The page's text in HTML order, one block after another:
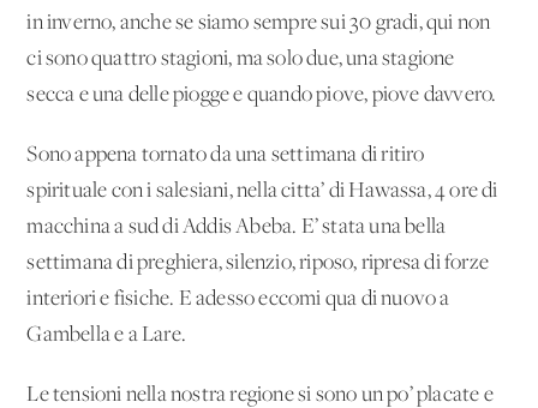
in inverno, anche se siamo sempre sui 30 gradi, qui non
ci sono quattro stagioni, ma solo due, una stagione
secca e una delle piogge e quando piove, piove davvero.
Sono appena tornato da una settimana di ritiro
spirituale con i salesiani, nella citta’ di Hawassa, 4 ore di
macchina a sud di Addis Abeba. E’ stata una bella
settimana di preghiera, silenzio, riposo, ripresa di forze
interiori e fisiche. E adesso eccomi qua di nuovo a
Gambella e a Lare.
Le tensioni nella nostra regione si sono un po’ placate e